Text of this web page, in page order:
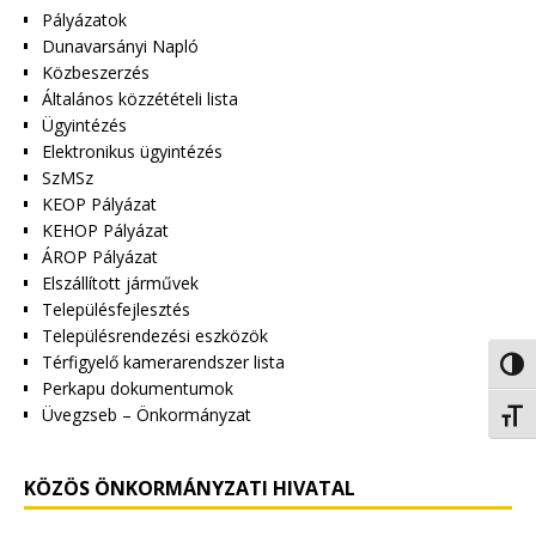
Pályázatok
Dunavarsányi Napló
Közbeszerzés
Általános közzétételi lista
Ügyintézés
Elektronikus ügyintézés
SzMSz
KEOP Pályázat
KEHOP Pályázat
ÁROP Pályázat
Elszállított járművek
Településfejlesztés
Településrendezési eszközök
Térfigyelő kamerarendszer lista
Perkapu dokumentumok
Üvegzseb – Önkormányzat
KÖZÖS ÖNKORMÁNYZATI HIVATAL